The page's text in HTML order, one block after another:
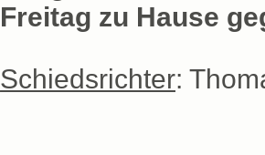
Freitag zu Hause
Schiedsrichter: